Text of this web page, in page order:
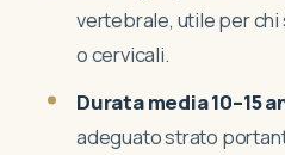
vertebrale, utile per
o cervicali.
Durata media 10–15
adeguato strato